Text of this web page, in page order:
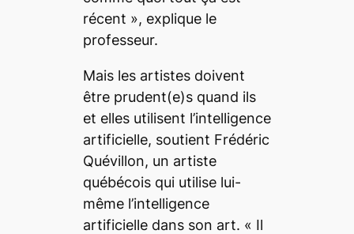
récent », explique le
professeur.
Mais les artistes doivent
être prudent(e)s quand ils
et elles utilisent l’intelligence
artificielle, soutient Frédéric
Quévillon, un artiste
québécois qui utilise lui-
même l’intelligence
artificielle dans son art. « Il